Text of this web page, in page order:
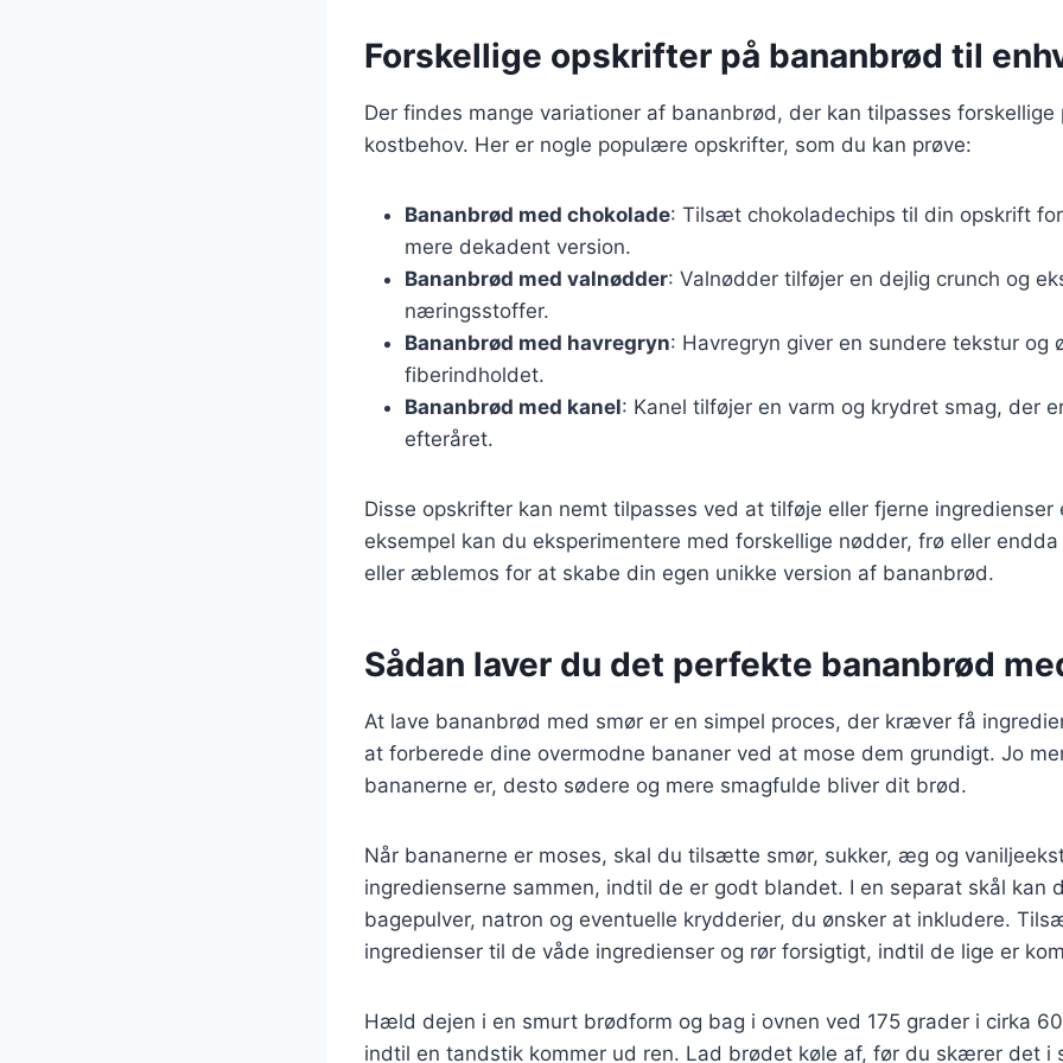
Forskellige opskrifter på bananbrød til
Der findes mange variationer af bananbrød, der kan tilpasses
kostbehov. Her er nogle populære opskrifter, som du kan prøve:
Bananbrød med chokolade: Tilsæt chokoladechips til din opskrift
mere dekadent version.
Bananbrød med valnødder: Valnødder tilføjer en dejlig crunch og
næringsstoffer.
Bananbrød med havregryn: Havregryn giver en sundere tekstur og
fiberindholdet.
Bananbrød med kanel: Kanel tilføjer en varm og krydret smag, der
efteråret.
Disse opskrifter kan nemt tilpasses ved at tilføje eller fjerne ingredienser
eksempel kan du eksperimentere med forskellige nødder, frø eller
eller æblemos for at skabe din egen unikke version af bananbrød.
Sådan laver du det perfekte bananbrød
At lave bananbrød med smør er en simpel proces, der kræver få
at forberede dine overmodne bananer ved at mose dem grundigt. Jo
bananerne er, desto sødere og mere smagfulde bliver dit brød.
Når bananerne er moses, skal du tilsætte smør, sukker, æg og
ingredienserne sammen, indtil de er godt blandet. I en separat skål kan
bagepulver, natron og eventuelle krydderier, du ønsker at inkludere.
ingredienser til de våde ingredienser og rør forsigtigt, indtil de lige er
Hæld dejen i en smurt brødform og bag i ovnen ved 175 grader i cirka
indtil en tandstik kommer ud ren. Lad brødet køle af, før du skærer det i